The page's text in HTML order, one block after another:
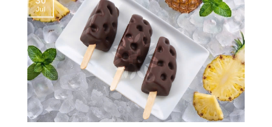
Jul